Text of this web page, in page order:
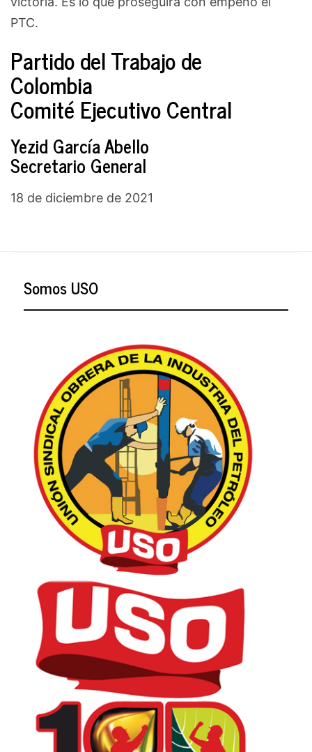
PTC.
Partido del Trabajo de
Colombia
Comité Ejecutivo Central
Yezid García Abello
Secretario General
18 de diciembre de 2021
Somos USO